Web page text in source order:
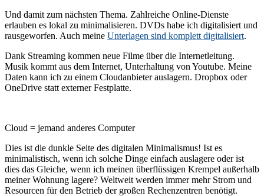
Und damit zum nächsten Thema. Zahlreiche Online-Dienste
erlauben es lokal zu minimalisieren. DVDs habe ich digitalisiert und
rausgeworfen. Auch meine Unterlagen sind komplett digitalisiert.
Dank Streaming kommen neue Filme über die Internetleitung.
Musik kommt aus dem Internet, Unterhaltung von Youtube. Meine
Daten kann ich zu einem Cloudanbieter auslagern. Dropbox oder
OneDrive statt externer Festplatte.
Cloud = jemand anderes Computer
Dies ist die dunkle Seite des digitalen Minimalismus! Ist es
minimalistisch, wenn ich solche Dinge einfach auslagere oder ist
dies das Gleiche, wenn ich meinen überflüssigen Krempel außerhalb
meiner Wohnung lagere? Weltweit werden immer mehr Strom und
Resourcen für den Betrieb der großen Rechenzentren benötigt.